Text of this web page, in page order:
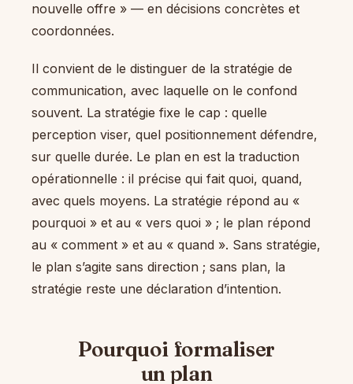
nouvelle offre » — en décisions concrètes et
coordonnées.
Il convient de le distinguer de la stratégie de
communication, avec laquelle on le confond
souvent. La stratégie fixe le cap : quelle
perception viser, quel positionnement défendre,
sur quelle durée. Le plan en est la traduction
opérationnelle : il précise qui fait quoi, quand,
avec quels moyens. La stratégie répond au «
pourquoi » et au « vers quoi » ; le plan répond
au « comment » et au « quand ». Sans stratégie,
le plan s’agite sans direction ; sans plan, la
stratégie reste une déclaration d’intention.
Pourquoi formaliser
un plan